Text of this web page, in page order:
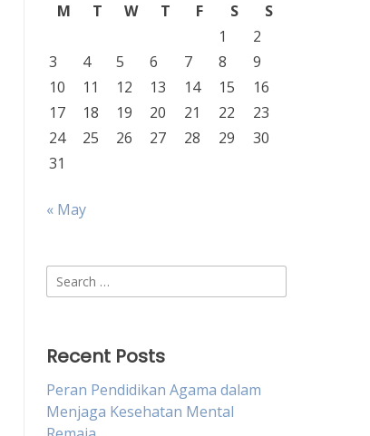
M
T W T F S
S
1
2
3
4 5 6 7 8
9
10
11 12 13 14 15
16
17
18 19 20 21 22
23
24
25 26 27 28 29
30
31
« May
Search
for:
Recent Posts
Peran Pendidikan Agama dalam
Menjaga Kesehatan Mental